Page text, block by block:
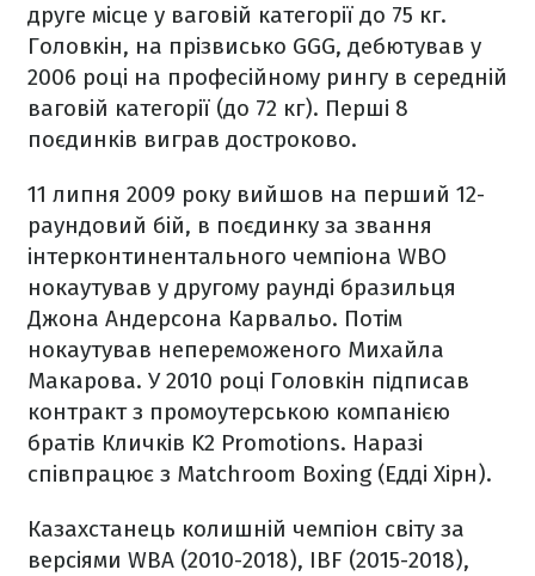
друге місце у ваговій категорії до 75 кг.
Головкін, на прізвисько GGG, дебютував у
2006 році на професійному рингу в середній
ваговій категорії (до 72 кг). Перші 8
поєдинків виграв достроково.
11 липня 2009 року вийшов на перший 12-
раундовий бій, в поєдинку за звання
інтерконтинентального чемпіона WBO
нокаутував у другому раунді бразильця
Джона Андерсона Карвальо. Потім
нокаутував непереможеного Михайла
Макарова. У 2010 році Головкін підписав
контракт з промоутерською компанією
братів Кличків K2 Promotions. Наразі
співпрацює з Matchroom Boxing (Едді Хірн).
Казахстанець колишній чемпіон світу за
версіями WBA (2010-2018), IBF (2015-2018),